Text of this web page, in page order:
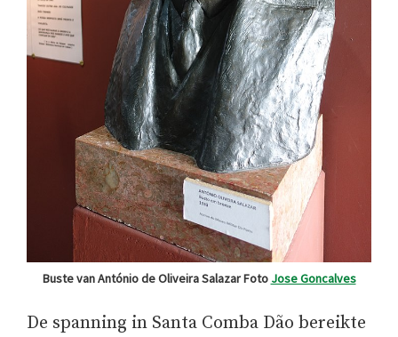
Buste van António de Oliveira Salazar Foto Jose Goncalves
De spanning in Santa Comba Dão bereikte